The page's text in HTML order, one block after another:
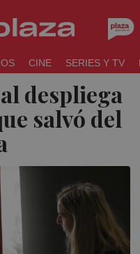
CINE SERIES Y TV
despliega
salvó del